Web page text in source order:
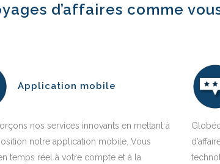
d’affaires comme
Application mobile
nos services innovants en mettant à
notre application mobile. Vous
temps réel à votre compte et à la